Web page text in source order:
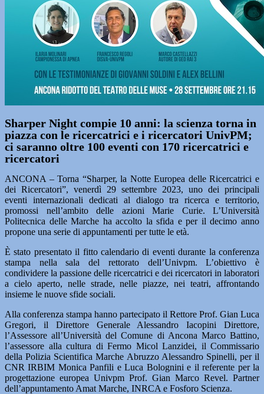
Sharper Night compie 10 anni: la scienza torna in
piazza con le ricercatrici e i ricercatori UnivPM;
ci saranno oltre 100 eventi con 170 ricercatrici e
ricercatori
ANCONA – Torna “Sharper, la Notte Europea delle Ricercatrici e
dei Ricercatori”, venerdì 29 settembre 2023, uno dei principali
eventi internazionali dedicati al dialogo tra ricerca e territorio,
promossi nell’ambito delle azioni Marie Curie. L’Università
Politecnica delle Marche ha accolto la sfida e per il decimo anno
propone una serie di appuntamenti per tutte le età.
È stato presentato il fitto calendario di eventi durante la conferenza
stampa nella sala del rettorato dell’Univpm. L’obiettivo è
condividere la passione delle ricercatrici e dei ricercatori in laboratori
a cielo aperto, nelle strade, nelle piazze, nei teatri, affrontando
insieme le nuove sfide sociali.
Alla conferenza stampa hanno partecipato il Rettore Prof. Gian Luca
Gregori, il Direttore Generale Alessandro Iacopini Direttore,
l’Assessore all’Università del Comune di Ancona Marco Battino,
l’assessore alla cultura di Fermo Micol Lanzidei, il Commissario
della Polizia Scientifica Marche Abruzzo Alessandro Spinelli, per il
CNR IRBIM Monica Panfili e Luca Bolognini e il referente per la
progettazione europea Univpm Prof. Gian Marco Revel. Partner
dell’appuntamento Amat Marche, INRCA e Fosforo Scienza.